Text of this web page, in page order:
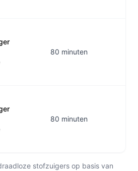
80 minuten
80 minuten
stofzuigers op basis van